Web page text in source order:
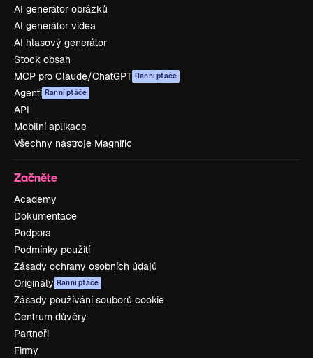
AI generátor obrázků
AI generátor videa
AI hlasový generátor
Stock obsah
MCP pro Claude/ChatGPT Ranní ptáče
Agenti Ranní ptáče
API
Mobilní aplikace
Všechny nástroje Magnific
Začněte
Academy
Dokumentace
Podpora
Podmínky použití
Zásady ochrany osobních údajů
Originály Ranní ptáče
Zásady používání souborů cookie
Centrum důvěry
Partneři
Firmy